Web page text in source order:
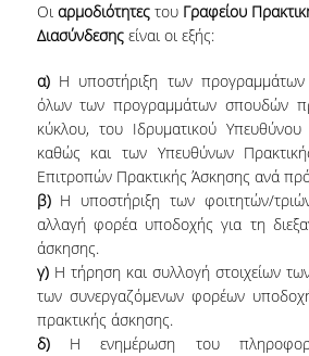
Οι αρμοδιότητες του Γραφείου
Διασύνδεσηςείναι οι εξής:
α) Η υποστήριξη των προγραμμάτων
όλων των προγραμμάτων σπουδών
κύκλου, του Ιδρυματικού
καθώς και των Υπευθύνων
Επιτροπών Πρακτικής Άσκησης ανά
β)Η υποστήριξη των φοιτητών/
αλλαγή φορέα υποδοχής για τη
άσκησης.
γ)Η τήρηση και συλλογή στοιχείων
των συνεργαζόμενων φορέων
πρακτικής άσκησης.
δ)Η ενημέρωση του